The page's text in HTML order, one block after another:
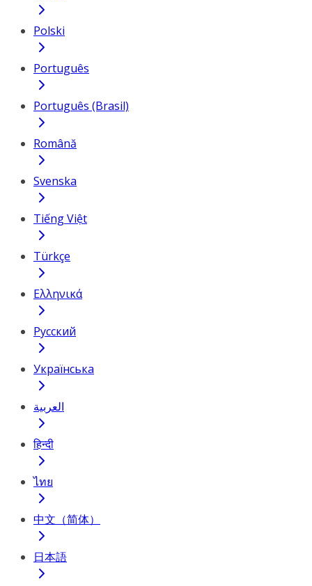
Polski
Português
Português (Brasil)
Română
Svenska
Tiếng Việt
Türkçe
Ελληνικά
Русский
Українська
العربية
हिन्दी
ไทย
中文（简体）
日本語